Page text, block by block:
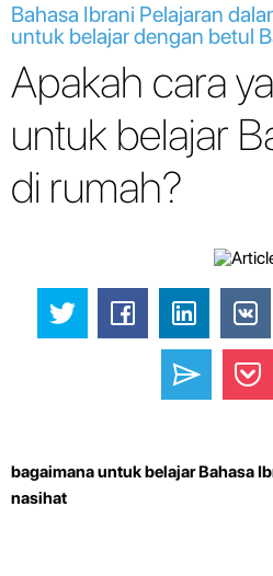
Bahasa Ibrani Pelajaran
untuk belajar dengan betul
Apakah cara
untuk belajar
di rumah?
bagaimana untuk belajar Bahasa
nasihat